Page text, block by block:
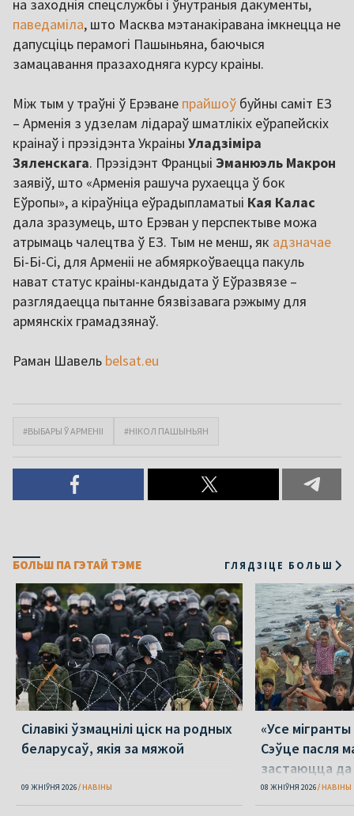
на заходнія спецслужбы і ўнутраныя дакументы,
паведаміла, што Масква мэтанакіравана імкнецца не
дапусціць перамогі Пашыньяна, баючыся
замацавання празаходняга курсу краіны.
Між тым у траўні ў Ерэване прайшоў буйны саміт ЕЗ
– Арменія з удзелам лідараў шматлікіх еўрапейскіх
краінаў і прэзідэнта Украіны Уладзіміра
Зяленскага. Прэзідэнт Францыі Эманюэль Макрон
заявіў, што «Арменія рашуча рухаецца ў бок
Еўропы», а кіраўніца еўрадыпламатыі Кая Калас
дала зразумець, што Ерэван у перспектыве можа
атрымаць чалецтва ў ЕЗ. Тым не менш, як адзначае
Бі-Бі-Сі, для Арменіі не абмяркоўваецца пакуль
нават статус краіны-кандыдата ў Еўразвязе –
разглядаецца пытанне бязвізавага рэжыму для
армянскіх грамадзянаў.
Раман Шавель belsat.eu
#ВЫБАРЫ Ў АРМЕНІІ #НІКОЛ ПАШЫНЬЯН
БОЛЬШ ПА ГЭТАЙ ТЭМЕ ГЛЯДЗІЦЕ БОЛЬШ
Сілавікі ўзмацнілі ціск на родных
беларусаў, якія за мяжой
09 ЖНІЎНЯ 2026 НАВІНЫ
«Усе
Сэўце пасля
застаюцца да
08 ЖНІЎНЯ 2026 НАВІНЫ